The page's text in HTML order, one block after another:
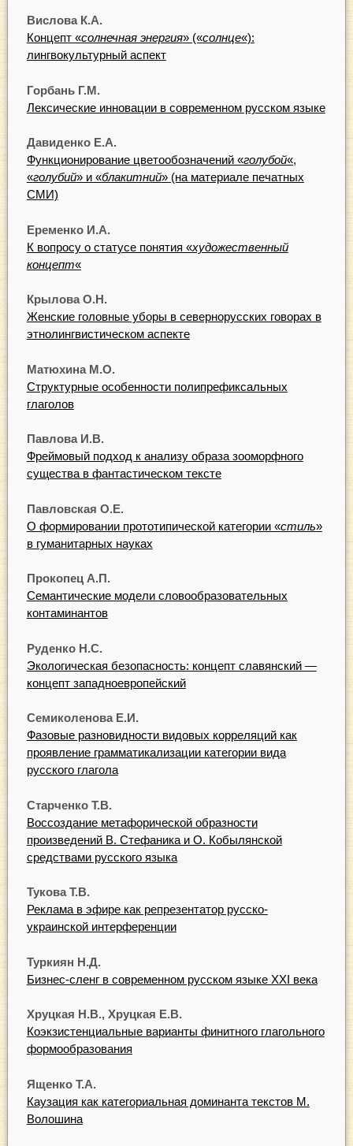
Вислова К.А.
Концепт «солнечная энергия» («солнце«):
лингвокультурный аспект
Горбань Г.М.
Лексические инновации в современном русском языке
Давиденко Е.А.
Функционирование цветообозначений «голубой«,
«голубий» и «блакитний» (на материале печатных
СМИ)
Еременко И.А.
К вопросу о статусе понятия «художественный
концепт«
Крылова О.Н.
Женские головные уборы в севернорусских говорах в
этнолингвистическом аспекте
Матюхина М.О.
Структурные особенности полипрефиксальных
глаголов
Павлова И.В.
Фреймовый подход к анализу образа зооморфного
существа в фантастическом тексте
Павловская О.Е.
О формировании прототипической категории «стиль»
в гуманитарных науках
Прокопец А.П.
Семантические модели словообразовательных
контаминантов
Руденко Н.С.
Экологическая безопасность: концепт славянский —
концепт западноевропейский
Семиколенова Е.И.
Фазовые разновидности видовых корреляций как
проявление грамматикализации категории вида
русского глагола
Старченко Т.В.
Воссоздание метафорической образности
произведений В. Стефаника и О. Кобылянской
средствами русского языка
Тукова Т.В.
Реклама в эфире как репрезентатор русско-
украинской интерференции
Туркиян Н.Д.
Бизнес-сленг в современном русском языке XXI века
Хруцкая Н.В., Хруцкая Е.В.
Коэкзистенциальные варианты финитного глагольного
формообразования
Ященко Т.А.
Каузация как категориальная доминанта текстов М.
Волошина